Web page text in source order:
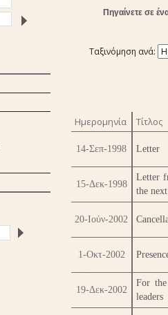
Πηγαίνετε σε
Ταξινόμηση ανά:
Ημερομηνία Τίτλος
14-Σεπ-1998 Letter
15-Δεκ-1998
Letter
the
20-Ιούν-2002
1-Οκτ-2002
19-Δεκ-2002
For
leaders